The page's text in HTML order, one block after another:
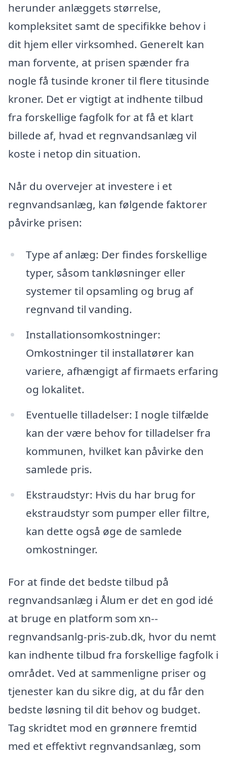
herunder anlæggets størrelse,
kompleksitet samt de specifikke behov i
dit hjem eller virksomhed. Generelt kan
man forvente, at prisen spænder fra
nogle få tusinde kroner til flere titusinde
kroner. Det er vigtigt at indhente tilbud
fra forskellige fagfolk for at få et klart
billede af, hvad et regnvandsanlæg vil
koste i netop din situation.
Når du overvejer at investere i et
regnvandsanlæg, kan følgende faktorer
påvirke prisen:
Type af anlæg: Der findes forskellige
typer, såsom tankløsninger eller
systemer til opsamling og brug af
regnvand til vanding.
Installationsomkostninger:
Omkostninger til installatører kan
variere, afhængigt af firmaets erfaring
og lokalitet.
Eventuelle tilladelser: I nogle tilfælde
kan der være behov for tilladelser fra
kommunen, hvilket kan påvirke den
samlede pris.
Ekstraudstyr: Hvis du har brug for
ekstraudstyr som pumper eller filtre,
kan dette også øge de samlede
omkostninger.
For at finde det bedste tilbud på
regnvandsanlæg i Ålum er det en god idé
at bruge en platform som xn--
regnvandsanlg-pris-zub.dk, hvor du nemt
kan indhente tilbud fra forskellige fagfolk i
området. Ved at sammenligne priser og
tjenester kan du sikre dig, at du får den
bedste løsning til dit behov og budget.
Tag skridtet mod en grønnere fremtid
med et effektivt regnvandsanlæg, som